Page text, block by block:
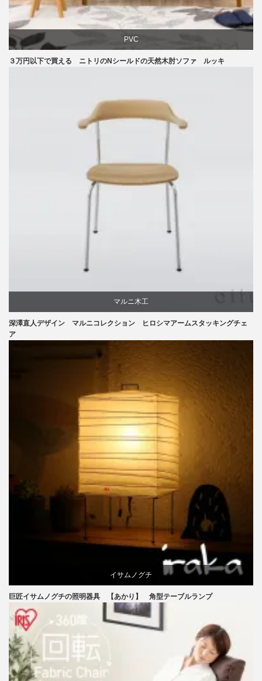
PVC
ニトリ
３万円以下で買える ニトリのNシールドの天然木肘ソファ ルッキ
マルニ木工
深澤直人デザイン マルニコレクション ヒロシマアームスタッキングチェ
ア
イサムノグチ
国産
巨匠イサムノグチの照明器具 【あかり】 角型テーブルランプ